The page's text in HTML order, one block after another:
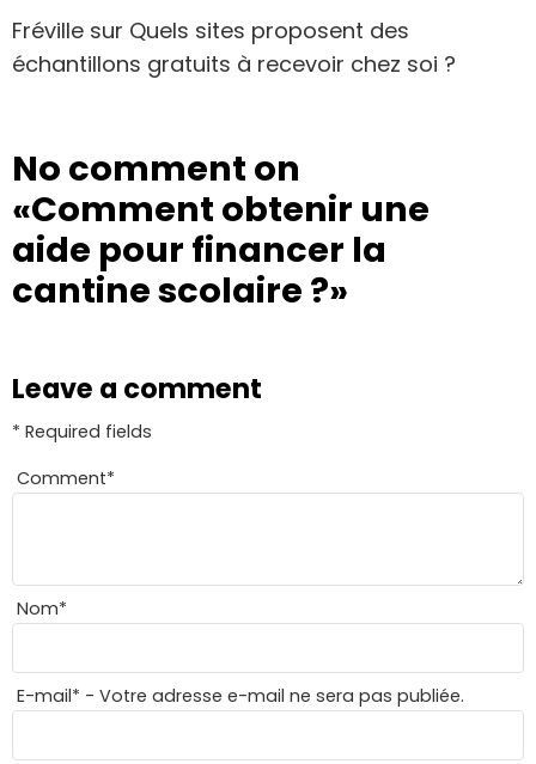
Fréville sur Quels sites proposent des
échantillons gratuits à recevoir chez soi ?
No comment on
«Comment obtenir une
aide pour financer la
cantine scolaire ?»
Leave a comment
* Required fields
Comment*
Nom*
E-mail* - Votre adresse e-mail ne sera pas publiée.